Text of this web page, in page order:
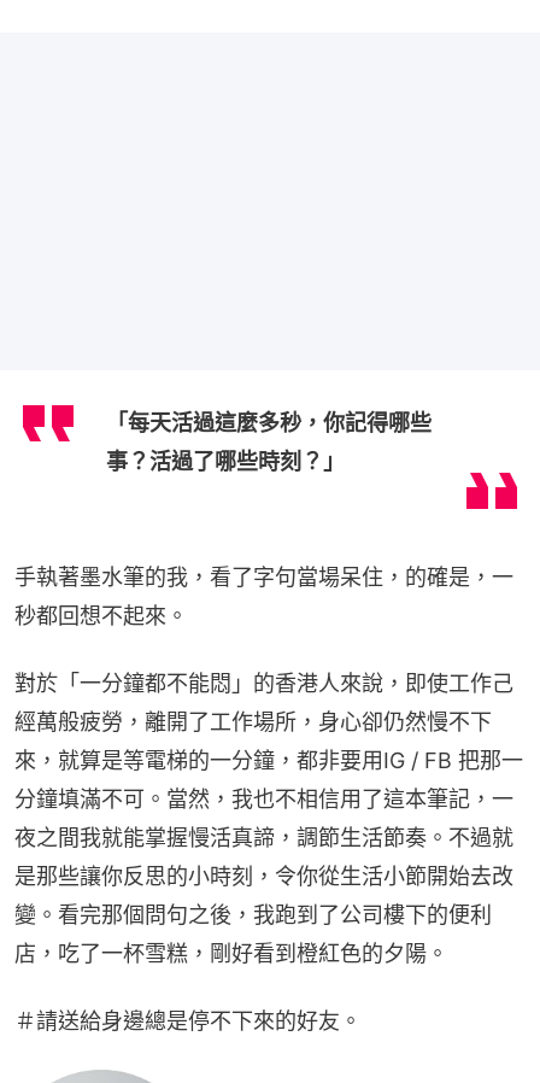
「每天活過這麼多秒，你記得哪些
事？活過了哪些時刻？」
手執著墨水筆的我，看了字句當場呆住，的確是，一
秒都回想不起來。
對於「一分鐘都不能悶」的香港人來說，即使工作己
經萬般疲勞，離開了工作場所，身心卻仍然慢不下
來，就算是等電梯的一分鐘，都非要用IG / FB 把那一
分鐘填滿不可。當然，我也不相信用了這本筆記，一
夜之間我就能掌握慢活真諦，調節生活節奏。不過就
是那些讓你反思的小時刻，令你從生活小節開始去改
變。看完那個問句之後，我跑到了公司樓下的便利
店，吃了一杯雪糕，剛好看到橙紅色的夕陽。
＃請送給身邊總是停不下來的好友。